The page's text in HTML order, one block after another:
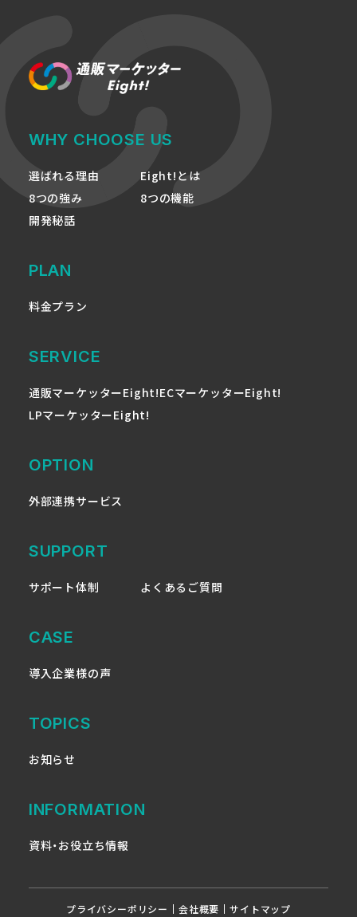
WHY CHOOSE US
選ばれる理由
Eight!とは
8つの強み
8つの機能
開発秘話
PLAN
料金プラン
SERVICE
通販マーケッターEight!ECマーケッターEight!
LPマーケッターEight!
OPTION
外部連携サービス
SUPPORT
サポート体制 よくあるご質問
CASE
導入企業様の声
TOPICS
お知らせ
INFORMATION
資料・お役立ち情報
プライバシーポリシー 会社概要 サイトマップ